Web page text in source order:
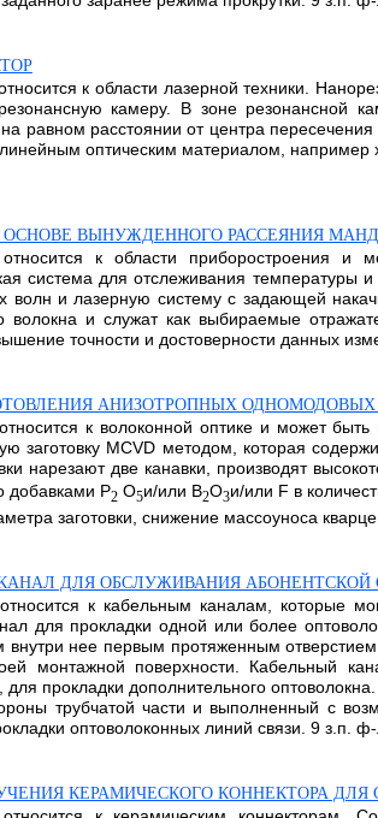
к области лазерной техники.
камеру. В зоне
равном расстоянии от центра
оптическим материалом, например
ВЫНУЖДЕННОГО РАССЕЯНИЯ
относится к области приборостроения
система для отслеживания температуры
волн и лазерную систему с задающей
волокна и служат как выбираемые
точности и достоверности данных
АНИЗОТРОПНЫХ
к волоконной оптике и может
заготовку MCVD методом, которая
нарезают две канавки, производят
добавками P2O5и/или B2O3и/или F в
заготовки, снижение массоуноса
ДЛЯ ОБСЛУЖИВАНИЯ
к кабельным каналам, которые
для прокладки одной или более
внутри нее первым протяженным
монтажной поверхности. Кабельный
для прокладки дополнительного
трубчатой части и выполненный с
оптоволоконных линий связи. 9 з.п.
КЕРАМИЧЕСКОГО КОННЕКТОРА